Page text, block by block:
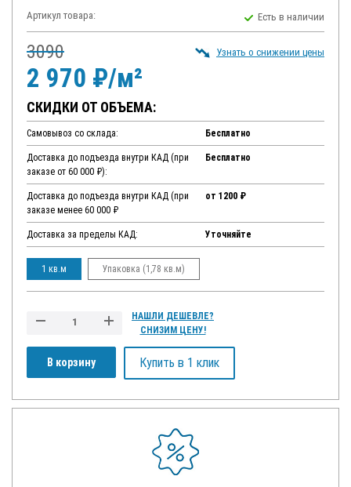
Артикул товара: Есть в наличии
3090
2 970 ₽/м²
Узнать о снижении цены
СКИДКИ ОТ ОБЪЕМА:
Самовывоз со склада: Бесплатно
Доставка до подъезда внутри КАД (при
заказе от 60 000 ₽):
Бесплатно
Доставка до подъезда внутри КАД (при
заказе менее 60 000 ₽
от 1200 ₽
Доставка за пределы КАД: Уточняйте
1 кв.м Упаковка (1,78 кв.м)
В корзину
НАШЛИ ДЕШЕВЛЕ?
СНИЗИМ ЦЕНУ!
Купить в 1 клик